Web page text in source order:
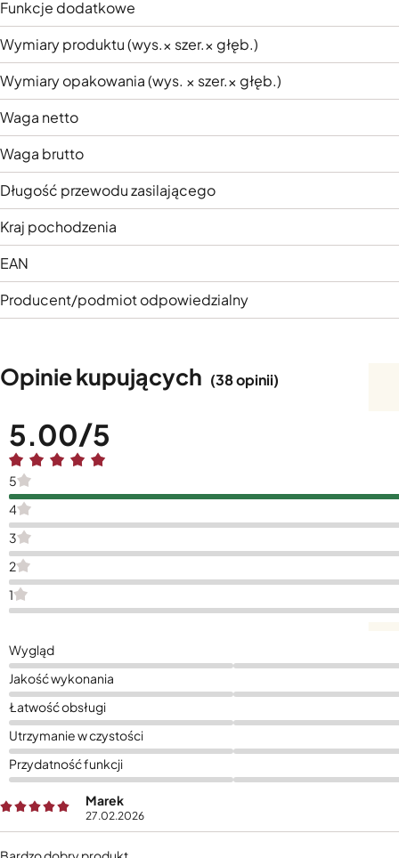
Funkcje dodatkowe
Wymiary produktu (wys.× szer.× głęb.)
Wymiary opakowania (wys. × szer.× głęb.)
Waga netto
Waga brutto
Długość przewodu zasilającego
Kraj pochodzenia
EAN
Producent/podmiot odpowiedzialny
Opinie kupujących (38 opinii)
5.00
5
4
3
2
1
Wygląd
Jakość wykonania
Łatwość obsługi
Utrzymanie w czystości
Przydatność funkcji
Marek
27.02.2026